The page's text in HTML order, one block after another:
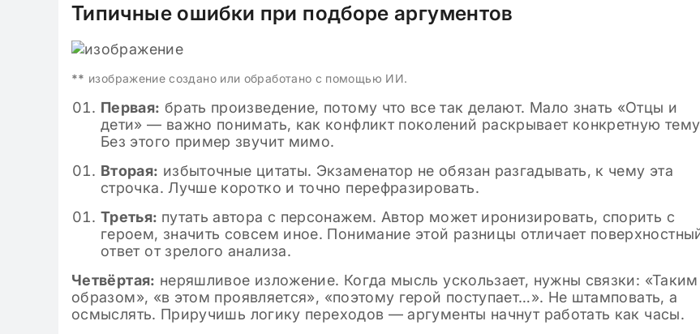
Типичные ошибки при подборе аргументов
** изображение создано или обработано с помощью ИИ.
Первая: брать произведение, потому что все так делают. Мало знать «Отцы и
дети» — важно понимать, как конфликт поколений раскрывает конкретную
Без этого пример звучит мимо.
Вторая: избыточные цитаты. Экзаменатор не обязан разгадывать, к чему эта
строчка. Лучше коротко и точно перефразировать.
Третья: путать автора с персонажем. Автор может иронизировать, спорить с
героем, значить совсем иное. Понимание этой разницы отличает
ответ от зрелого анализа.
Четвёртая: неряшливое изложение. Когда мысль ускользает, нужны связки: «Таким
образом», «в этом проявляется», «поэтому герой поступает…». Не штамповать, а
осмыслять. Приручишь логику переходов — аргументы начнут работать как часы.